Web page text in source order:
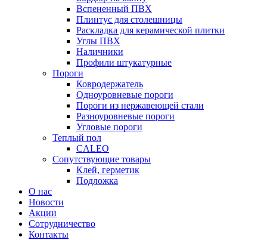
Вспененный ПВХ
Плинтус для столешницы
Раскладка для керамической плитки
Углы ПВХ
Наличники
Профили штукатурные
Пороги
Ковродержатель
Одноуровневые пороги
Пороги из нержавеющей стали
Разноуровневые пороги
Угловые пороги
Теплый пол
CALEO
Сопутствующие товары
Клей, герметик
Подложка
О нас
Новости
Акции
Сотрудничество
Контакты